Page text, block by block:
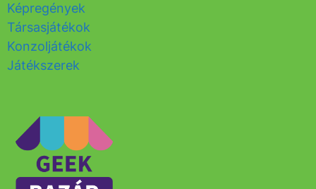
Képregények
Társasjátékok
Konzoljátékok
Játékszerek